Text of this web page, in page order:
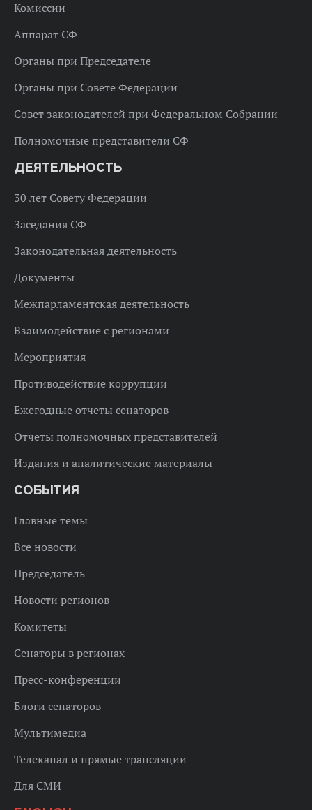
Комиссии
Аппарат СФ
Органы при Председателе
Органы при Совете Федерации
Совет законодателей при Федеральном Собрании
Полномочные представители СФ
ДЕЯТЕЛЬНОСТЬ
30 лет Совету Федерации
Заседания СФ
Законодательная деятельность
Документы
Межпарламентская деятельность
Взаимодействие с регионами
Мероприятия
Противодействие коррупции
Ежегодные отчеты сенаторов
Отчеты полномочных представителей
Издания и аналитические материалы
СОБЫТИЯ
Главные темы
Все новости
Председатель
Новости регионов
Комитеты
Сенаторы в регионах
Пресс-конференции
Блоги сенаторов
Мультимедиа
Телеканал и прямые трансляции
Для СМИ